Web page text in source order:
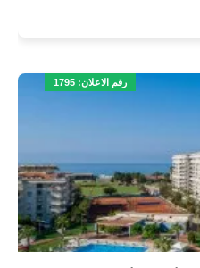
رقم الاعلان: 1795